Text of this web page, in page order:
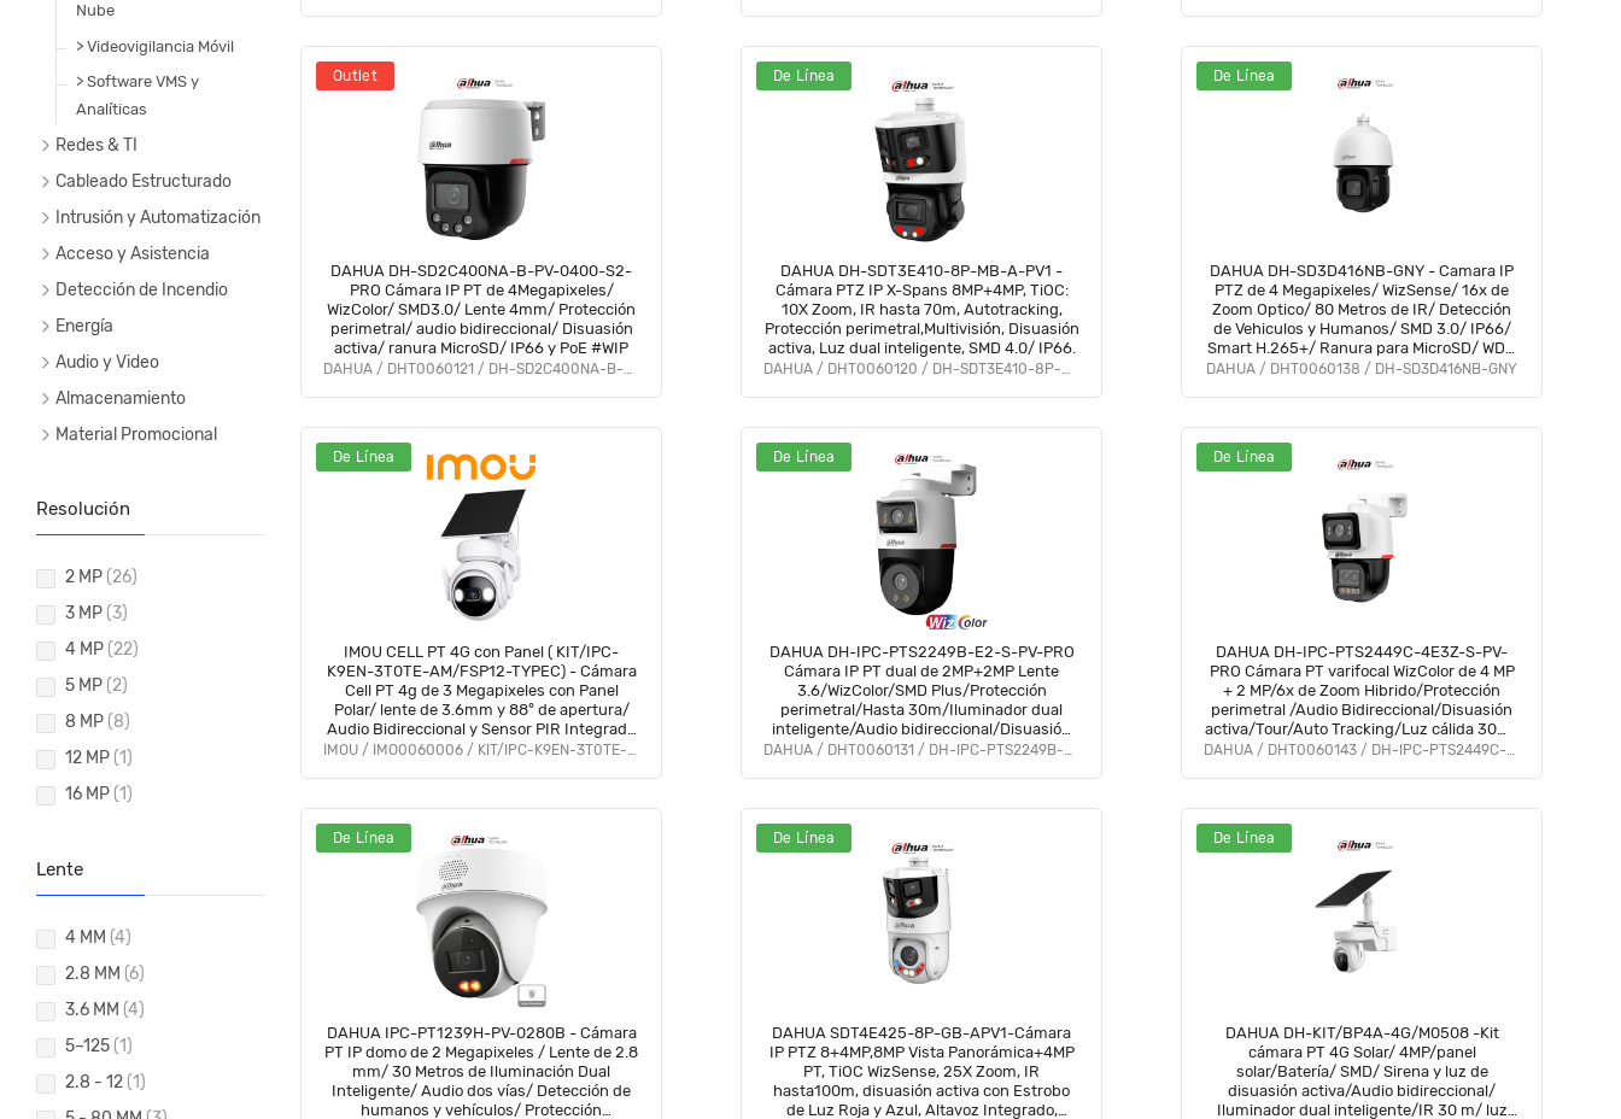
Outlet
DAHUA DH-SD2C400NA-B-PV-0400-S2-
PRO Cámara IP PT de 4Megapixeles/
WizColor/ SMD3.0/ Lente 4mm/ Protección
perimetral/ audio bidireccional/ Disuasión
activa/ ranura MicroSD/ IP66 y PoE #WIP
DAHUA / DHT0060121 / DH-SD2C400NA-B-PV-PRO
De Línea
DAHUA DH-SDT3E410-8P-MB-A-PV1 -
Cámara PTZ IP X-Spans 8MP+4MP, TiOC:
10X Zoom, IR hasta 70m, Autotracking,
Protección perimetral,Multivisión, Disuasión
activa, Luz dual inteligente, SMD 4.0/ IP66.
DAHUA / DHT0060120 / DH-SDT3E410-8P-MB-A-PV1
De Línea
DAHUA DH-SD3D416NB-GNY - Camara IP
PTZ de 4 Megapixeles/ WizSense/ 16x de
Zoom Optico/ 80 Metros de IR/ Detección
de Vehiculos y Humanos/ SMD 3.0/ IP66/
Smart H.265+/ Ranura para MicroSD/ WDR
Real de 120 dB/#LDIC10
DAHUA / DHT0060138 / DH-SD3D416NB-GNY
De Línea
IMOU CELL PT 4G con Panel ( KIT/IPC-
K9EN-3T0TE-AM/FSP12-TYPEC) - Cámara
Cell PT 4g de 3 Megapixeles con Panel
Polar/ lente de 3.6mm y 88° de apertura/
Audio Bidireccional y Sensor PIR Integrado
para Seguridad Avanzada. #LoNuevo
IMOU / IMO0060006 / KIT/IPC-K9EN-3T0TE-AM/FSP12-TYPEC
De Línea
DAHUA DH-IPC-PTS2249B-E2-S-PV-PRO
Cámara IP PT dual de 2MP+2MP Lente
3.6/WizColor/SMD Plus/Protección
perimetral/Hasta 30m/Iluminador dual
inteligente/Audio bidireccional/Disuasión
activa d luz y sonido/Ranura microSD/PoEDAHUA / DHT0060131 / DH-IPC-PTS2249B-E2-S-PV-PRO
De Línea
DAHUA DH-IPC-PTS2449C-4E3Z-S-PV-
PRO Cámara PT varifocal WizColor de 4 MP
+ 2 MP/6x de Zoom Hibrido/Protección
perimetral /Audio Bidireccional/Disuasión
activa/Tour/Auto Tracking/Luz cálida 30m-
PT 50m/Lente fija:112°/Lente
DAHUA / DHT0060143 / DH-IPC-PTS2449C-4E3Z-S-PV-PRO
De Línea
DAHUA IPC-PT1239H-PV-0280B - Cámara
PT IP domo de 2 Megapixeles / Lente de 2.8
mm/ 30 Metros de Iluminación Dual
Inteligente/ Audio dos vías/ Detección de
humanos y vehículos/ Protección
De Línea
DAHUA SDT4E425-8P-GB-APV1-Cámara
IP PTZ 8+4MP,8MP Vista Panorámica+4MP
PT, TiOC WizSense, 25X Zoom, IR
hasta100m, disuasión activa con Estrobo
de Luz Roja y Azul, Altavoz Integrado,
De Línea
DAHUA DH-KIT/BP4A-4G/M0508 -Kit
cámara PT 4G Solar/ 4MP/panel
solar/Batería/ SMD/ Sirena y luz de
disuasión activa/Audio bidireccional/
Iluminador dual inteligente/IR 30 m/ luz
Nube
> Videovigilancia Móvil
> Software VMS y
Analíticas
Redes & TI
Cableado Estructurado
Intrusión y Automatización
Acceso y Asistencia
Detección de Incendio
Energía
Audio y Video
Almacenamiento
Material Promocional
Resolución
2 MP (26)
3 MP (3)
4 MP (22)
5 MP (2)
8 MP (8)
12 MP (1)
16 MP (1)
Lente
4 MM (4)
2.8 MM (6)
3.6 MM (4)
5–125 (1)
2.8 - 12 (1)